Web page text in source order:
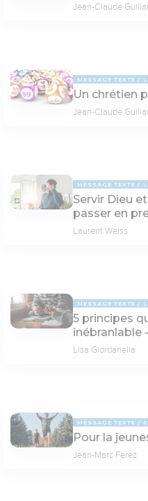
Jean-Claude
MESSAGE TEXTE
Un chrétien
Jean-Claude
MESSAGE TEXTE
Servir Dieu
passer en
Laurent Weiss
MESSAGE TEXTE
5 principes
inébranlable
Lisa Giordanella
MESSAGE TEXTE
Pour la
Jean-Marc Ferez